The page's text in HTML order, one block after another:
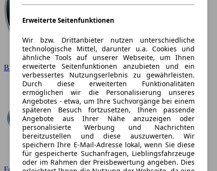
BMW
Ford
Erweiterte Seitenfunktionen
Wir bzw. Drittanbieter nutzen unterschiedliche
technologische Mittel, darunter u.a. Cookies und
ähnliche Tools auf unserer Webseite, um Ihnen
erweiterte Seitenfunktionen anzubieten und ein
verbessertes Nutzungserlebnis zu gewährleisten.
Durch diese erweiterten Funktionalitäten
ermöglichen wir die Personalisierung unseres
Angebotes - etwa, um Ihre Suchvorgänge bei einem
späteren Besuch fortzusetzen, Ihnen passende
Angebote aus Ihrer Nähe anzuzeigen oder
personalisierte Werbung und Nachrichten
bereitzustellen und diese auszuwerten. Wir
speichern Ihre E-Mail-Adresse lokal, wenn Sie diese
für gespeicherte Suchanfragen, Lieblingsfahrzeuge
oder im Rahmen der Preisbewertung angeben. Dies